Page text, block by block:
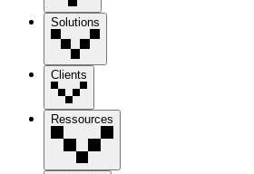
Solutions
Clients
Ressources